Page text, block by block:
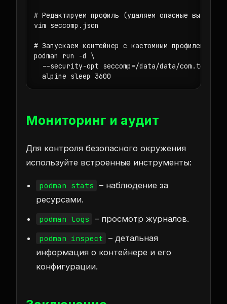
# Редактируем профиль (удаляем опасные вызовы)
vim seccomp.json
# Запускаем контейнер с кастомным профилем
podman run -d \
--security-opt seccomp=/data/data/
Мониторинг и аудит
Для контроля безопасного окружения
используйте встроенные инструменты:
podman stats
– наблюдение за
ресурсами.
podman logs – просмотр журналов.
podman inspect
– детальная
информация о контейнере и его
конфигурации.